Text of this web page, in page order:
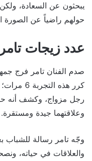
يبحثون عن السعادة،
حولهم راضياً عن الصورة
عدد زيجات
صدم الفنان تامر فرج
كرر هذه
رجل مزواج، وكشف أنه
وعلاقتهما جيدة ومستقرة.
وجّه تامر رسالة للشباب
والعلاقات في حياته،